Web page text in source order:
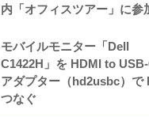
内「オフィスツアー」に参
モバイルモニター「Dell
C1422H」を HDMI to
アダプター（hd2usbc）で
つなぐ